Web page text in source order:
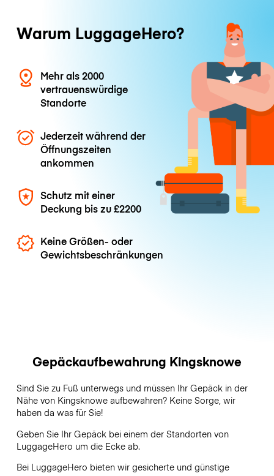
Warum LuggageHero?
Mehr als 2000
vertrauenswürdige
Standorte
Jederzeit während der
Öffnungszeiten
ankommen
Schutz mit einer
Deckung bis zu£2200
Keine Größen- oder
Gewichtsbeschränkungen
Gepäckaufbewahrung Kingsknowe
Sind Sie zu Fuß unterwegs und müssen Ihr Gepäck in der
Nähe von Kingsknowe aufbewahren? Keine Sorge, wir
haben da was für Sie!
Geben Sie Ihr Gepäck bei einem der Standorten von
LuggageHero um die Ecke ab.
Bei LuggageHero bieten wir gesicherte und günstige